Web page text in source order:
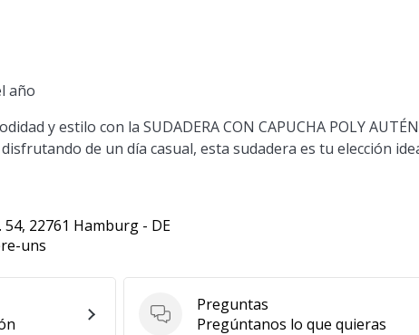
año
y estilo con la SUDADERA CON CAPUCHA POLY
disfrutando de un día casual, esta sudadera es tu elección
22761 Hamburg - DE
uns
Preguntas
Preguntas
Pregúntanos lo que quieras